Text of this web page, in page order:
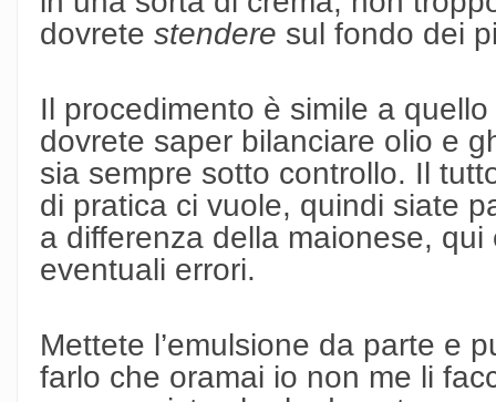
dovrete stendere sul fondo dei
Il procedimento è simile a
dovrete saper bilanciare olio e
sia sempre sotto controllo. Il
di pratica ci vuole, quindi siate
a differenza della maionese,
eventuali errori.
Mettete l’emulsione da parte e
farlo che oramai io non me li